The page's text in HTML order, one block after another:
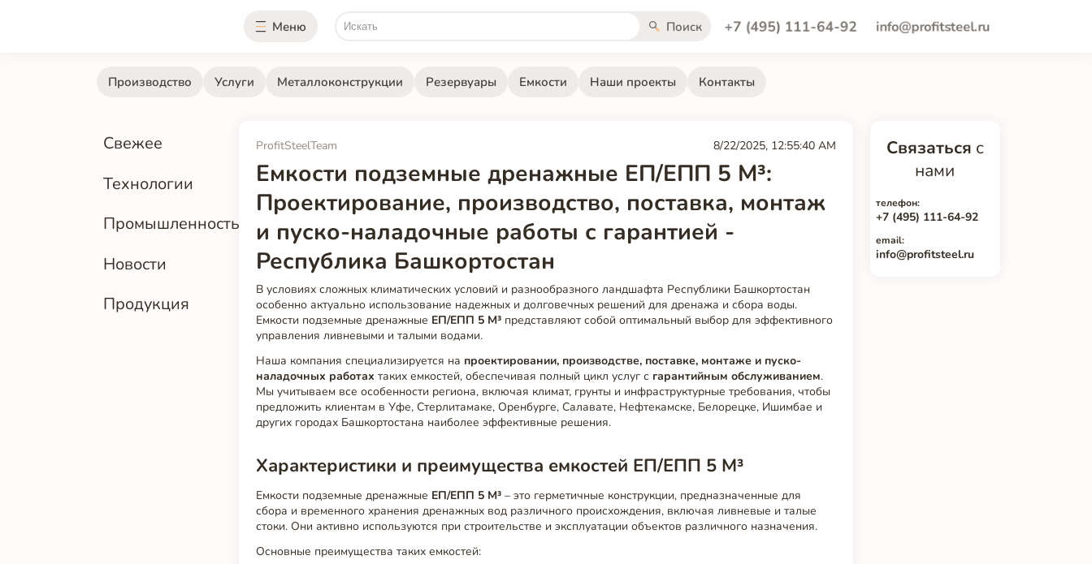
Меню Поиск +7 (495) 111-64-92 info@profitsteel.ru
Производство Услуги Металлоконструкции Резервуары Емкости Наши проекты Контакты
Свежее
Технологии
Промышленность
Новости
Продукция
ProfitSteelTeam 8/22/2025, 12:55:40 AM
Емкости подземные дренажные ЕП/ЕПП 5 М³:
Проектирование, производство, поставка, монтаж
и пуско-наладочные работы с гарантией -
Республика Башкортостан
В условиях сложных климатических условий и разнообразного ландшафта Республики Башкортостан
особенно актуально использование надежных и долговечных решений для дренажа и сбора воды.
Емкости подземные дренажные ЕП/ЕПП 5 М³ представляют собой оптимальный выбор для эффективного
управления ливневыми и талыми водами.
Наша компания специализируется на проектировании, производстве, поставке, монтаже и пуско-
наладочных работах таких емкостей, обеспечивая полный цикл услуг с гарантийным обслуживанием.
Мы учитываем все особенности региона, включая климат, грунты и инфраструктурные требования, чтобы
предложить клиентам в Уфе, Стерлитамаке, Оренбурге, Салавате, Нефтекамске, Белорецке, Ишимбае и
других городах Башкортостана наиболее эффективные решения.
Характеристики и преимущества емкостей ЕП/ЕПП 5 М³
Емкости подземные дренажные ЕП/ЕПП 5 М³ – это герметичные конструкции, предназначенные для
сбора и временного хранения дренажных вод различного происхождения, включая ливневые и талые
стоки. Они активно используются при строительстве и эксплуатации объектов различного назначения.
Основные преимущества таких емкостей:
Связаться с
нами
телефон:
+7 (495) 111-64-92
email:
info@profitsteel.ru